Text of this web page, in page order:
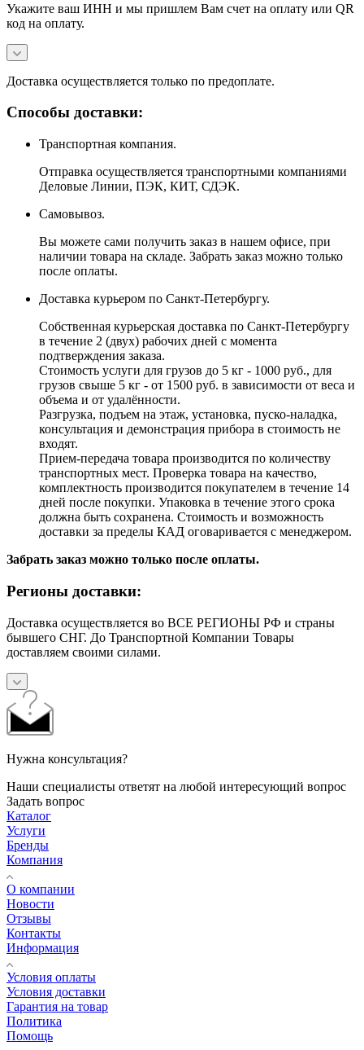
Укажите ваш ИНН и мы пришлем Вам счет на оплату или QR
код на оплату.
Доставка осуществляется только по предоплате.
Способы доставки:
Транспортная компания.
Отправка осуществляется транспортными компаниями
Деловые Линии, ПЭК, КИТ, СДЭК.
Самовывоз.
Вы можете сами получить заказ в нашем офисе, при
наличии товара на складе. Забрать заказ можно только
после оплаты.
Доставка курьером по Санкт-Петербургу.
Собственная курьерская доставка по Санкт-Петербургу
в течение 2 (двух) рабочих дней с момента
подтверждения заказа.
Стоимость услуги для грузов до 5 кг - 1000 руб., для
грузов свыше 5 кг - от 1500 руб. в зависимости от веса и
объема и от удалённости.
Разгрузка, подъем на этаж, установка, пуско-наладка,
консультация и демонстрация прибора в стоимость не
входят.
Прием-передача товара производится по количеству
транспортных мест. Проверка товара на качество,
комплектность производится покупателем в течение 14
дней после покупки. Упаковка в течение этого срока
должна быть сохранена. Стоимость и возможность
доставки за пределы КАД оговаривается с менеджером.
Забрать заказ можно только после оплаты.
Регионы доставки:
Доставка осуществляется во ВСЕ РЕГИОНЫ РФ и страны
бывшего СНГ. До Транспортной Компании Товары
доставляем своими силами.
Нужна консультация?
Наши специалисты ответят на любой интересующий вопрос
Задать вопрос
Каталог
Услуги
Бренды
Компания
О компании
Новости
Отзывы
Контакты
Информация
Условия оплаты
Условия доставки
Гарантия на товар
Политика
Помощь